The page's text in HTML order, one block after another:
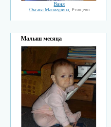
Ваня
Оксана Манжурина, Ртищево
Малыш месяца